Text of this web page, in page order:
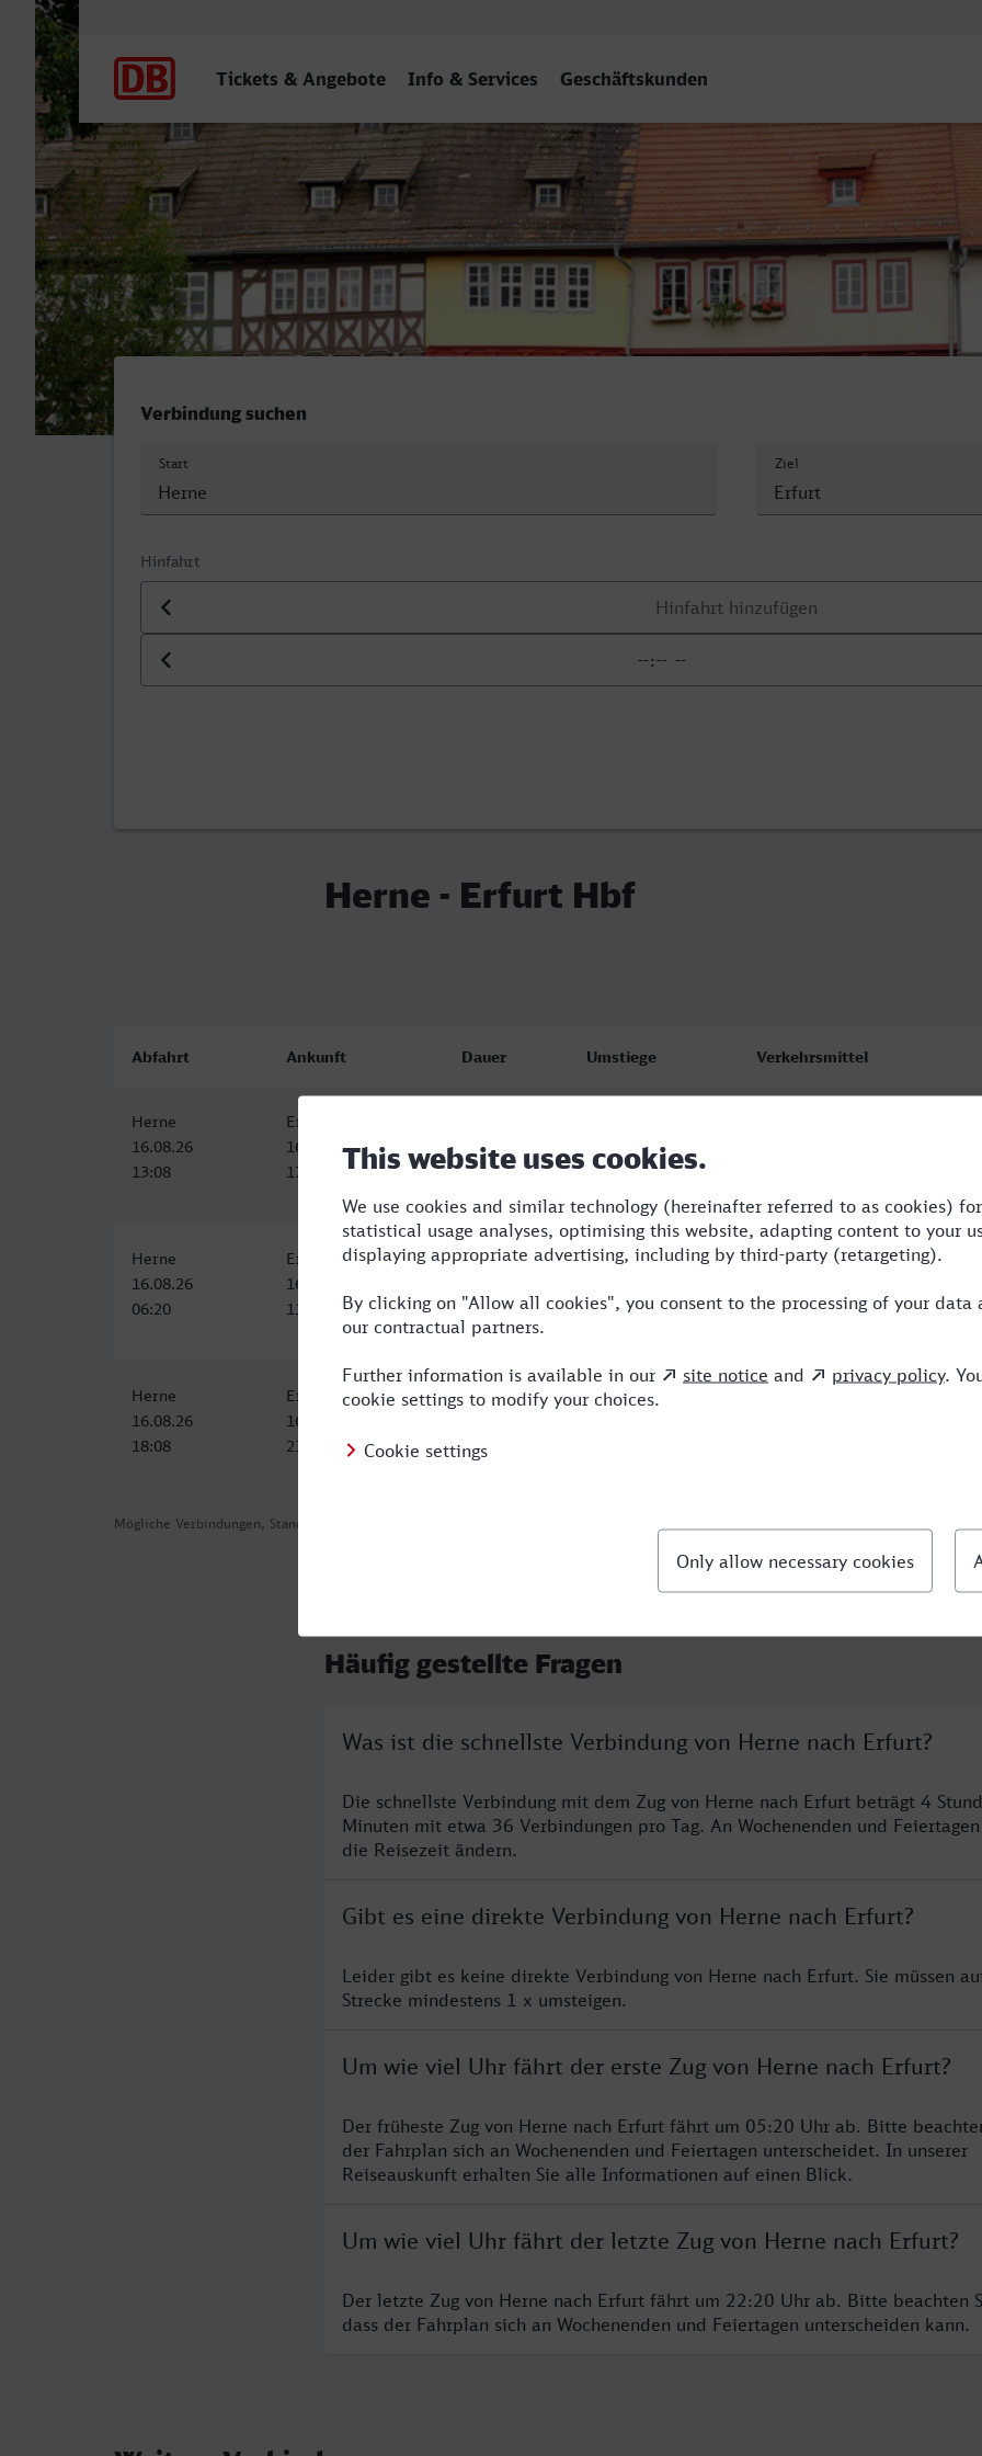
Tickets & Angebote Info & Services Geschäftskunden
Herne - Erfurt Hbf
Verbindung suchen
Start Ziel
Hinfahrt
Datum der Hinfahrt
Uhrzeit der Hinfahrt
Herne - Erfurt Hbf
Mögliche Verbindungen, Stand: 2026-08-02 06:23
Abfahrt Ankunft Dauer Umstiege Verkehrsmittel
Herne
16.08.26
13:08
Erfurt Hbf
16.08.26
17:15
Herne
16.08.26
06:20
Erfurt Hbf
16.08.26
11:08
4:48 2 ERB,ICE
Herne
16.08.26
18:08
Erfurt Hbf
16.08.26
23:41
5:33 3
Häufig gestellte Fragen
Was ist die schnellste Verbindung von Herne nach Erfurt?
Die schnellste Verbindung mit dem Zug von Herne nach Erfurt beträgt 4
Minuten mit etwa 36 Verbindungen pro Tag. An Wochenenden und
die Reisezeit ändern.
Gibt es eine direkte Verbindung von Herne nach Erfurt?
Leider gibt es keine direkte Verbindung von Herne nach Erfurt. Sie müssen
Strecke mindestens 1 x umsteigen.
Um wie viel Uhr fährt der erste Zug von Herne nach Erfurt?
Der früheste Zug von Herne nach Erfurt fährt um 05:20 Uhr ab. Bitte
der Fahrplan sich an Wochenenden und Feiertagen unterscheidet. In unserer
Reiseauskunft erhalten Sie alle Informationen auf einen Blick.
Um wie viel Uhr fährt der letzte Zug von Herne nach Erfurt?
Der letzte Zug von Herne nach Erfurt fährt um 22:20 Uhr ab. Bitte beachten
dass der Fahrplan sich an Wochenenden und Feiertagen unterscheiden kann.